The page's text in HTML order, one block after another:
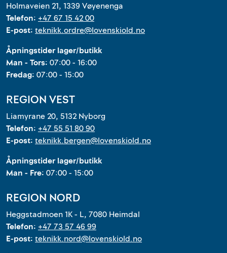
Holmaveien 21, 1339 Vøyenenga
Telefon: +47 67 15 42 00
E-post: teknikk.ordre@lovenskiold.no
Åpningstider lager/butikk
Man - Tors: 07:00 - 16:00
Fredag: 07:00 - 15:00
REGION VEST
Liamyrane 20, 5132 Nyborg
Telefon: +47 55 51 80 90
E-post: teknikk.bergen@lovenskiold.no
Åpningstider lager/butikk
Man - Fre: 07:00 - 15:00
REGION NORD
Heggstadmoen 1K - L, 7080 Heimdal
Telefon: +47 73 57 46 99
E-post: teknikk.nord@lovenskiold.no